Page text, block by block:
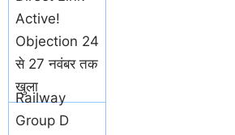
Active!
Objection 24
से 27 नवंबर तक
खुला
Railway
Group D